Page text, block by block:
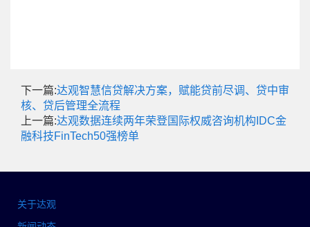
下一篇:达观智慧信贷解决方案，赋能贷前尽调、贷中审
核、贷后管理全流程
上一篇:达观数据连续两年荣登国际权威咨询机构IDC金
融科技FinTech50强榜单
关于达观